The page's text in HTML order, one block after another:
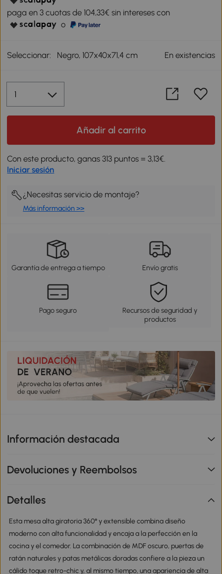
paga en 3 cuotas de 104,33€ sin intereses con
o
Seleccionar: Negro, 107x40x71,4 cm En existencias
Añadir al carrito
Con este producto, ganas 313 puntos = 3,13€.
Iniciar sesión
¿Necesitas servicio de montaje?
Más información >>
Garantía de entrega a tiempo Envío gratis
Pago seguro
Recursos de seguridad y
productos
Información destacada
Devoluciones y Reembolsos
Detalles
Esta mesa alta giratoria 360° y extensible combina diseño
moderno con alta funcionalidad y encaja a la perfección en la
cocina y el comedor. La combinación de MDF oscuro, puertas de
ratán naturales y patas metálicas doradas confiere a la pieza un
cálido toque retro-chic y, al mismo tiempo, una apariencia de alta